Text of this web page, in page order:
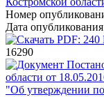
Номер
Дата
PDF: 240
16290
области от
"Об утверждении